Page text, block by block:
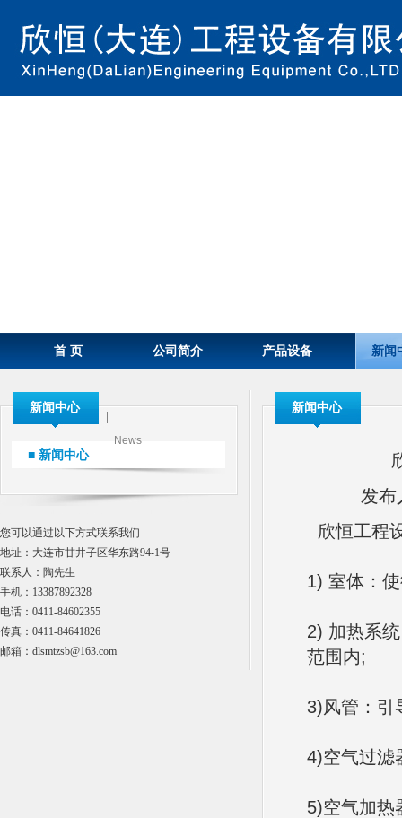
首 页 公司简介 产品设备 新闻
新闻中心
News
■ 新闻中心
您可以通过以下方式联系我们
地址：大连市甘井子区华东路94-1号
联系人：陶先生
手机：13387892328
电话：0411-84602355
传真：0411-84641826
邮箱：dlsmtzsb@163.com
新闻中心
发
欣恒工程
1) 室体：
2) 加热系
范围内;
3)风管：引
4)空气过滤
5)空气加热